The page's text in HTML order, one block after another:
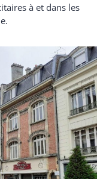
à et dans les